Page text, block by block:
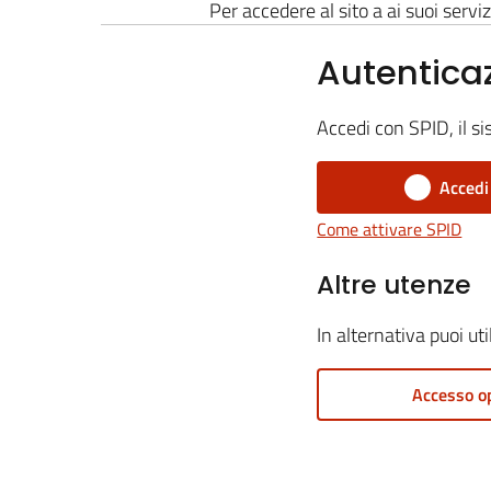
Per accedere al sito a ai suoi
Accedi con SPID, il
Come attivare SPID
Altre utenze
In alternativa puoi
Accesso